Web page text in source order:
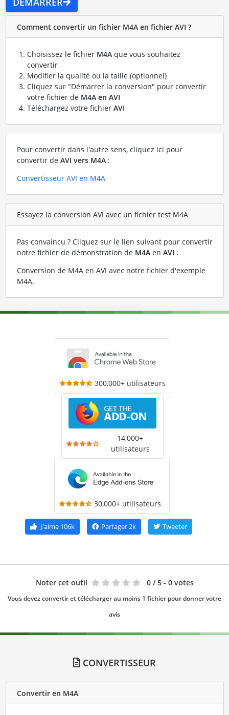
Comment convertir un fichier M4A en fichier AVI ?
Choisissez le fichier M4Aque vous souhaitez
convertir
Modifier la qualité ou la taille (optionnel)
Cliquez sur "Démarrer la conversion" pour convertir
votre fichier de M4A en AVI
Téléchargez votre fichier AVI
Pour convertir dans l'autre sens, cliquez ici pour
convertir de AVI vers M4A:
Convertisseur AVI en M4A
Essayez la conversion AVI avec un fichier test M4A
Pas convaincu ? Cliquez sur le lien suivant pour convertir
notre fichier de démonstration de M4Aen AVI :
Conversion de M4A en AVI avec notre fichier d'exemple
M4A.
300,000+ utilisateurs
14,000+
utilisateurs
30,000+ utilisateurs
J'aime106k Partager2k Tweeter
Noter cet outil 0 / 5 - 0 votes
Vous devez convertir et télécharger au moins 1 fichier pour donner votre
avis
CONVERTISSEUR
Convertir en M4A